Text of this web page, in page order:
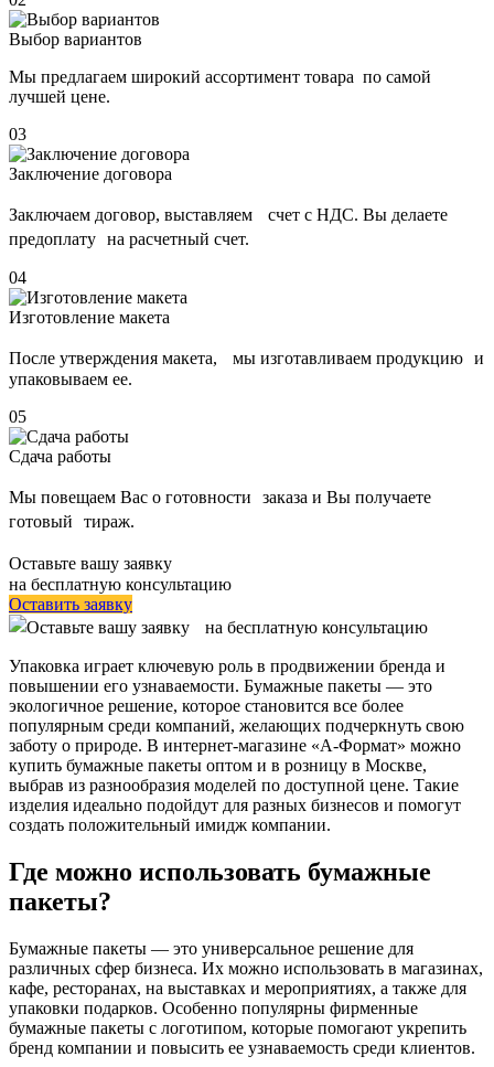
Выбор вариантов
Мы предлагаем широкий ассортимент товара по самой
лучшей цене.
03
Заключение договора
Заключаем договор, выставляем счет с НДС. Вы делаете
предоплату на расчетный счет.
04
Изготовление макета
После утверждения макета, мы изготавливаем продукцию и
упаковываем ее.
05
Сдача работы
Мы повещаем Вас о готовности заказа и Вы получаете
готовый тираж.
Оставьте вашу заявку
на бесплатную консультацию
Оставить заявку
Упаковка играет ключевую роль в продвижении бренда и
повышении его узнаваемости. Бумажные пакеты — это
экологичное решение, которое становится все более
популярным среди компаний, желающих подчеркнуть свою
заботу о природе. В интернет-магазине «А-Формат» можно
купить бумажные пакеты оптом и в розницу в Москве,
выбрав из разнообразия моделей по доступной цене. Такие
изделия идеально подойдут для разных бизнесов и помогут
создать положительный имидж компании.
Где можно использовать бумажные
пакеты?
Бумажные пакеты — это универсальное решение для
различных сфер бизнеса. Их можно использовать в магазинах,
кафе, ресторанах, на выставках и мероприятиях, а также для
упаковки подарков. Особенно популярны фирменные
бумажные пакеты с логотипом, которые помогают укрепить
бренд компании и повысить ее узнаваемость среди клиентов.